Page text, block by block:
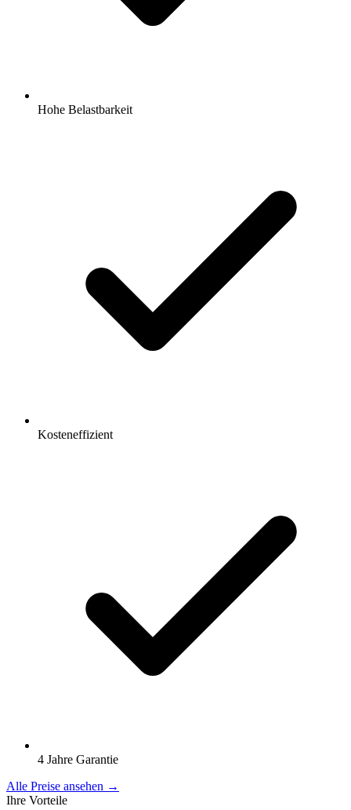
Hohe Belastbarkeit
Kosteneffizient
4 Jahre Garantie
Alle Preise ansehen →
Ihre Vorteile